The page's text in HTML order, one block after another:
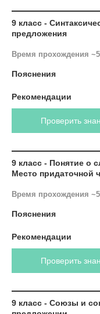
9 класс -
предложения
Время прохождения
Пояснения
Рекомендации
Проверить
9 класс - Понятие о
Место придаточной
Время прохождения
Пояснения
Рекомендации
Проверить
9 класс - Союзы и